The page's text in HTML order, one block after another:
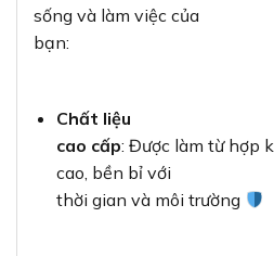
sống và làm việc của
bạn:
Chất liệu
cao cấp: Được làm từ hợp
cao, bền bỉ với
thời gian và môi trường